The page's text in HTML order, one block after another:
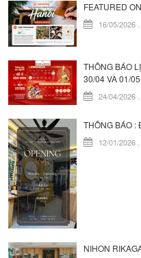
FEATURED
16/05/2026 .
THÔNG BÁO
30/04 VÀ 01/
24/04/2026
THÔNG BÁO :
12/01/2026
NIHON